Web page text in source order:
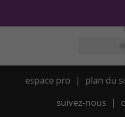
espace pro plan du
suivez-nous